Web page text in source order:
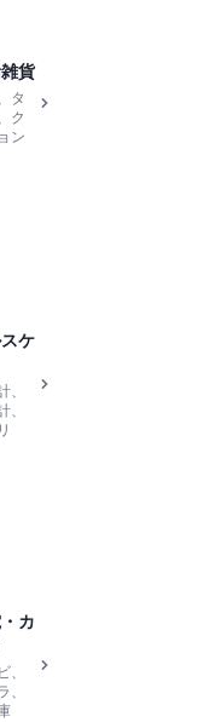
貨
タ
ク
ン
ケ
、
、
カ
、
、